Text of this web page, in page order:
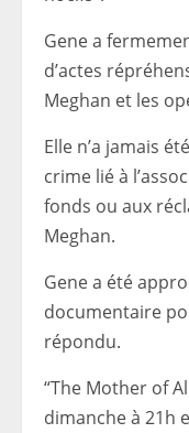
Gene a
d’actes
Meghan et les
Elle n’a jamais
crime lié à
fonds ou aux
Meghan.
Gene a été
documentaire
répondu.
“The Mother of
dimanche à 21h